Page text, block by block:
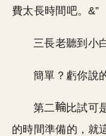
費太長時間吧。&”
三長老聽到小
簡單？虧你說
第二
比試可
的時間準備的，就